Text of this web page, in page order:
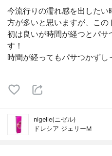
今流行りの濡れ感を出したい
方が多いと思いますが、こ
初は良いが時間が経つとパ
す！
時間が経ってもパサつかずし
nigelle(ニゼル)
ドレシア ジェリーM